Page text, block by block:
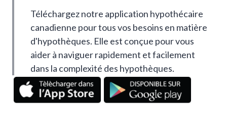
Téléchargez notre application hypothécaire
canadienne pour tous vos besoins en matière
d'hypothèques. Elle est conçue pour vous
aider à naviguer rapidement et facilement
dans la complexité des hypothèques.